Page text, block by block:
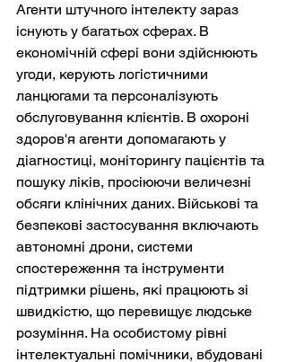
Агенти штучного інтелекту зараз
існують у багатьох сферах. В
економічній сфері вони здійснюють
угоди, керують логістичними
ланцюгами та персоналізують
обслуговування клієнтів. В охороні
здоров'я агенти допомагають у
діагностиці, моніторингу пацієнтів та
пошуку ліків, просіюючи величезні
обсяги клінічних даних. Військові та
безпекові застосування включають
автономні дрони, системи
спостереження та інструменти
підтримки рішень, які працюють зі
швидкістю, що перевищує людське
розуміння. На особистому рівні
інтелектуальні помічники, вбудовані